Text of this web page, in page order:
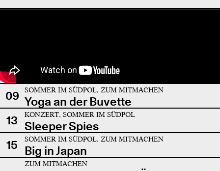
09 SOMMER IM SÜDPOL, ZUM MITMACHEN
Yoga an der Buvette
13
KONZERT, SOMMER IM SÜDPOL
Sleeper Spies
15
SOMMER IM SÜDPOL, ZUM MITMACHEN
Big in Japan
ZUM MITMACHEN